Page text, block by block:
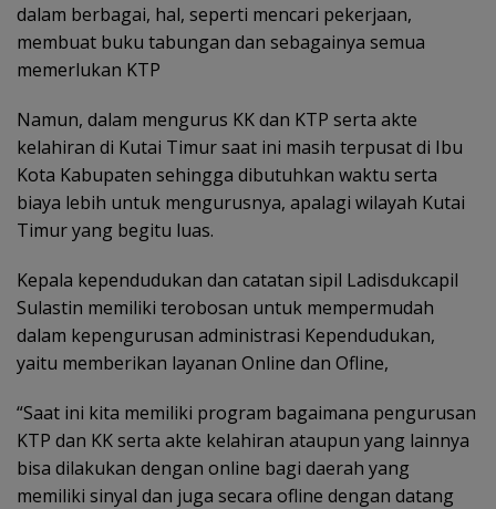
dalam berbagai, hal, seperti mencari pekerjaan,
membuat buku tabungan dan sebagainya semua
memerlukan KTP
Namun, dalam mengurus KK dan KTP serta akte
kelahiran di Kutai Timur saat ini masih terpusat di Ibu
Kota Kabupaten sehingga dibutuhkan waktu serta
biaya lebih untuk mengurusnya, apalagi wilayah Kutai
Timur yang begitu luas.
Kepala kependudukan dan catatan sipil Ladisdukcapil
Sulastin memiliki terobosan untuk mempermudah
dalam kepengurusan administrasi Kependudukan,
yaitu memberikan layanan Online dan Ofline,
“Saat ini kita memiliki program bagaimana pengurusan
KTP dan KK serta akte kelahiran ataupun yang lainnya
bisa dilakukan dengan online bagi daerah yang
memiliki sinyal dan juga secara ofline dengan datang